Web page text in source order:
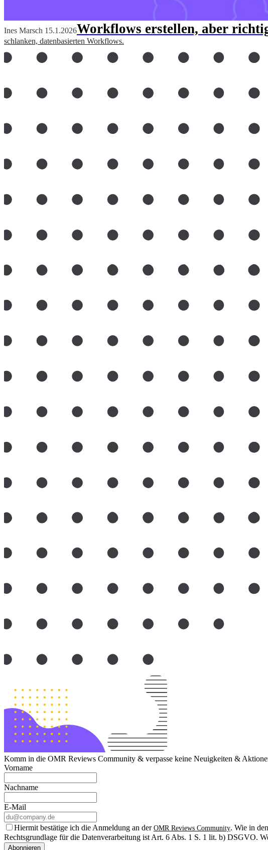
Ines Marsch 15.1.2026Workflows erstellen, aber
schlanken, datenbasierten Workflows.
Komm in die OMR Reviews Community & verpasse keine Neuigkeiten &
Vorname
Nachname
E-Mail
Hiermit bestätige ich die Anmeldung an der OMR Reviews Community. Wie in
Rechtsgrundlage für die Datenverarbeitung ist Art. 6 Abs. 1 S. 1 lit. b) DSGVO.
Abonnieren